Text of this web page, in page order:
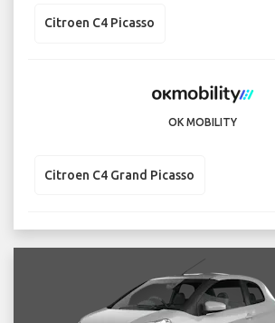
Citroen C4 Picasso
OK MOBILITY
Citroen C4 Grand Picasso